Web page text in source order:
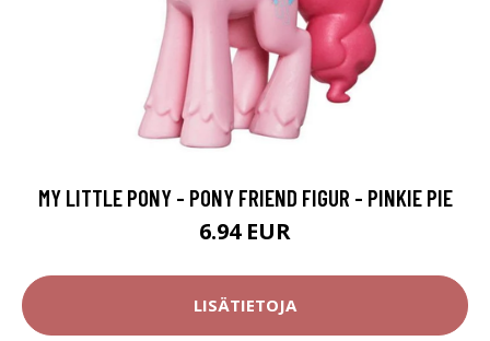
MY LITTLE PONY - PONY FRIEND FIGUR - PINKIE PIE
6.94 EUR
LISÄTIETOJA